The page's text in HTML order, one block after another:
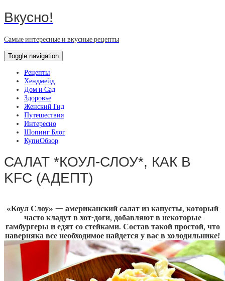
Вкусно!
Самые интересные и вкусные рецепты
Toggle navigation
Рецепты
Хендмейд
Дом и Сад
Здоровье
Женский Гид
Путешествия
Интересно
Шопинг Блог
КупиОбзор
САЛАТ *КОУЛ-СЛОУ*, КАК В
KFC (АДЕПТ)
«Коул Слоу» — американский салат из капусты, который
часто кладут в хот-доги, добавляют в некоторые
гамбургеры и едят со стейками. Состав такой простой, что
наверняка все необходимое найдется у вас в холодильнике!